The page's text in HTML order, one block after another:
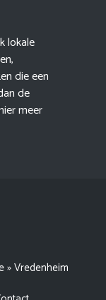
lokale
die een
de
meer
»Vredenheim